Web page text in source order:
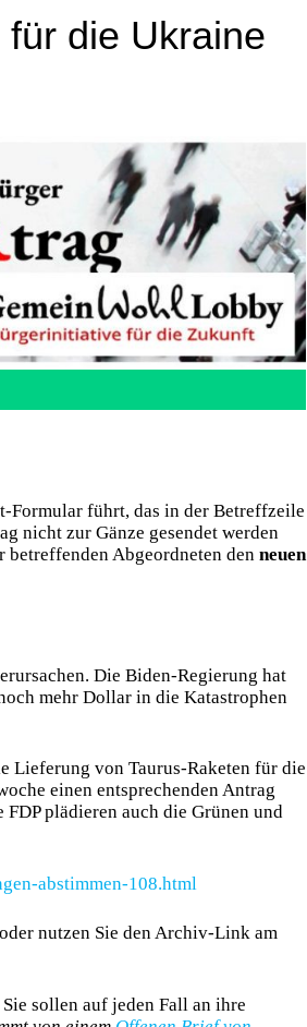
für die Ukraine
Formular führt, das in der Betreffzeile
nicht zur Gänze gesendet werden
Abgeordneten den neuen
Die Biden-Regierung hat
mehr Dollar in die Katastrophen
Lieferung von Taurus-Raketen für die
einen entsprechenden Antrag
plädieren auch die Grünen und
abstimmen-108.html
nutzen Sie den Archiv-Link am
sollen auf jeden Fall an ihre